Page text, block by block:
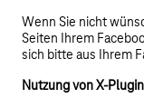
Wenn Sie nicht
Seiten Ihrem
sich bitte aus Ihrem
Nutzung von X-